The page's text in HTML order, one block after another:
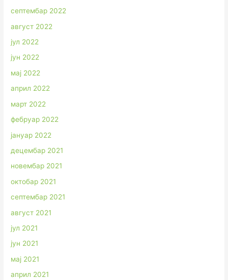
септембар 2022
август 2022
јул 2022
јун 2022
мај 2022
април 2022
март 2022
фебруар 2022
јануар 2022
децембар 2021
новембар 2021
октобар 2021
септембар 2021
август 2021
јул 2021
јун 2021
мај 2021
април 2021